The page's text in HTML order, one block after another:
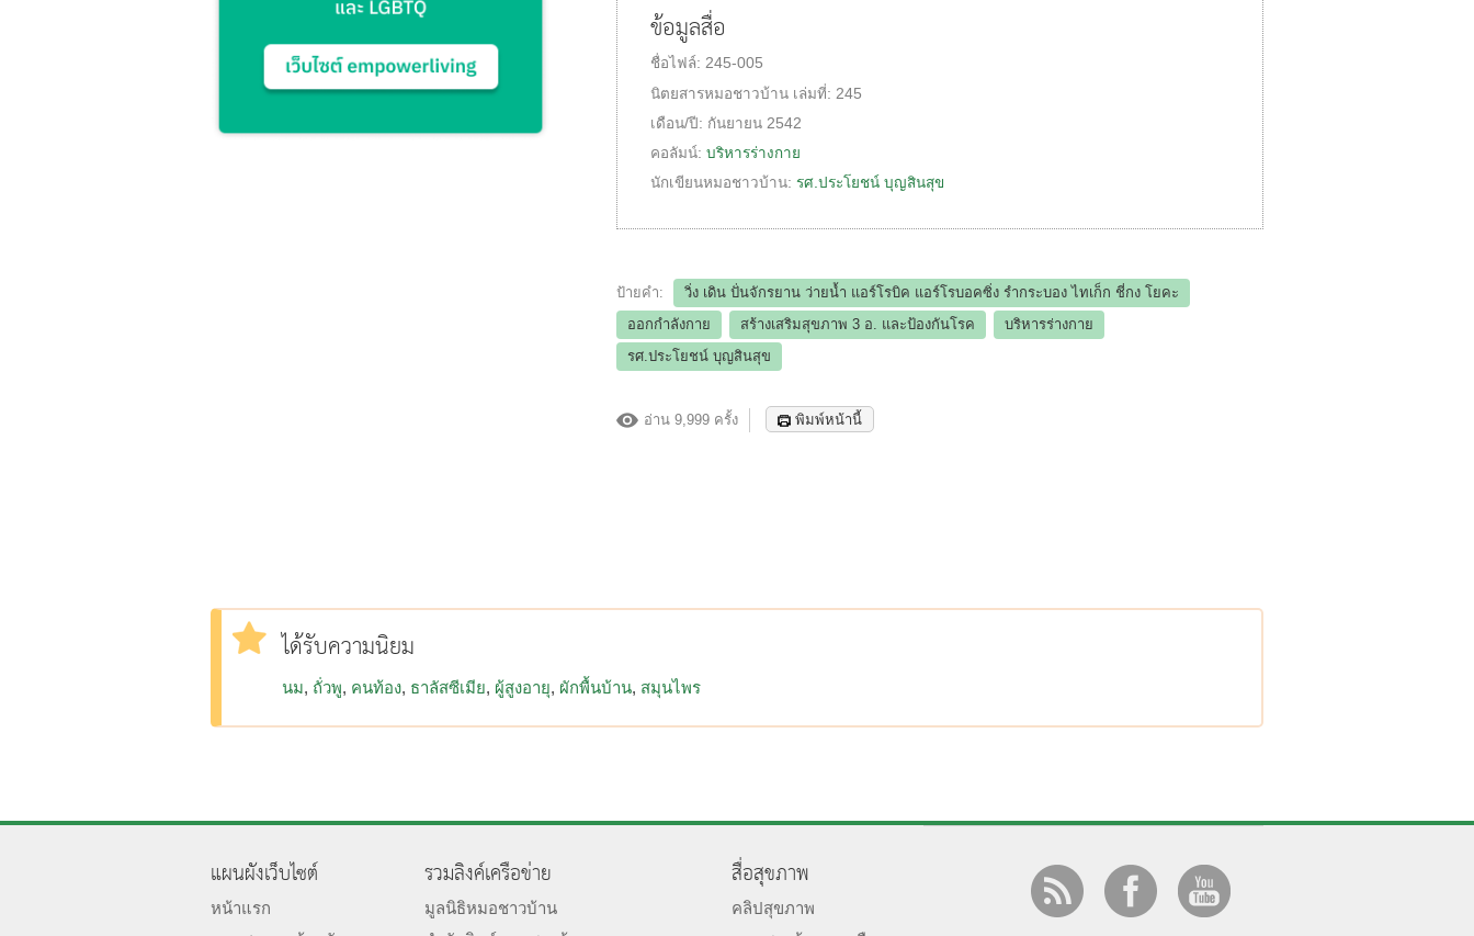
ข้อมูลสื่อ
ชื่อไฟล์: 245-005
นิตยสารหมอชาวบ้าน เล่มที่: 245
เดือน/ปี: กันยายน 2542
คอลัมน์: บริหารร่างกาย
นักเขียนหมอชาวบ้าน: รศ.ประโยชน์ บุญสินสุข
ป้ายคำ:
วิ่ง เดิน ปั่นจักรยาน ว่ายน้ำ แอร์โรบิค แอร์โรบอคซิ่ง รำกระบอง ไทเก็ก ชี่กง โยคะ
ออกกำลังกาย
สร้างเสริมสุขภาพ 3 อ.​ และป้องกันโรค
บริหารร่างกาย
รศ.ประโยชน์ บุญสินสุข
อ่าน 9,999 ครั้ง พิมพ์หน้านี้
ได้รับความนิยม
นม ถั่วพู คนท้อง ธาลัสซีเมีย ผู้สูงอายุ ผักพื้นบ้าน สมุนไพร
แผนผังเว็บไซต์
หน้าแรก
รวมลิงค์เครือข่าย
มูลนิธิหมอชาวบ้าน
สื่อสุขภาพ
คลิปสุขภาพ